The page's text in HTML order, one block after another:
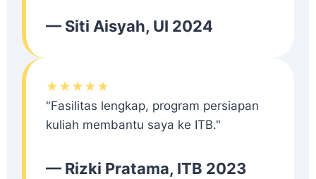
— Siti Aisyah, UI 2024
★★★★★
"Fasilitas lengkap, program persiapan
kuliah membantu saya ke ITB."
— Rizki Pratama, ITB 2023